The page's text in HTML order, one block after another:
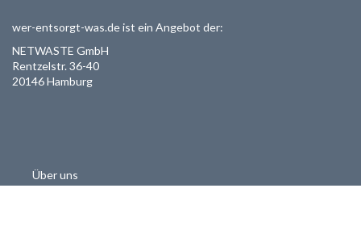
wer-entsorgt-was.de ist ein Angebot der:
NETWASTE GmbH
Rentzelstr. 36-40
20146 Hamburg
Über uns